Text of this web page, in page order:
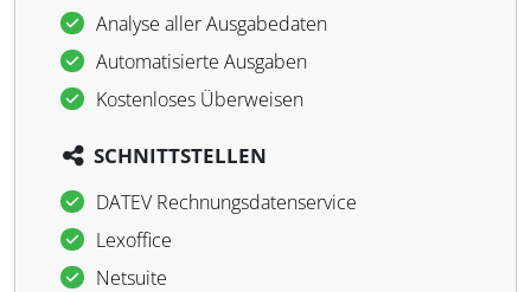
Analyse aller Ausgabedaten
Automatisierte Ausgaben
Kostenloses Überweisen
SCHNITTSTELLEN
DATEV Rechnungsdatenservice
Lexoffice
Netsuite